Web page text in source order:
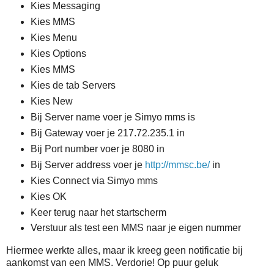
Kies Messaging
Kies MMS
Kies Menu
Kies Options
Kies MMS
Kies de tab Servers
Kies New
Bij Server name voer je Simyo mms is
Bij Gateway voer je 217.72.235.1 in
Bij Port number voer je 8080 in
Bij Server address voer je http://mmsc.be/in
Kies Connect via Simyo mms
Kies OK
Keer terug naar het startscherm
Verstuur als test een MMS naar je eigen nummer
Hiermee werkte alles, maar ik kreeg geen notificatie bij
aankomst van een MMS. Verdorie! Op puur geluk